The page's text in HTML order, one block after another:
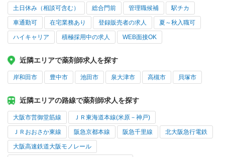
土日休み（相談可含む） 総合門前 管理職候補 駅チカ
車通勤可 在宅業務あり 登録販売者の求人 夏～秋入職可
ハイキャリア 積極採用中の求人 WEB面接OK
近隣エリアで薬剤師求人を探す
岸和田市 豊中市 池田市 泉大津市 高槻市 貝塚市
近隣エリアの路線で薬剤師求人を探す
大阪市営御堂筋線 ＪＲ東海道本線(米原－神戸)
ＪＲおおさか東線 阪急京都本線 阪急千里線 北大阪急行電鉄
大阪高速鉄道大阪モノレール